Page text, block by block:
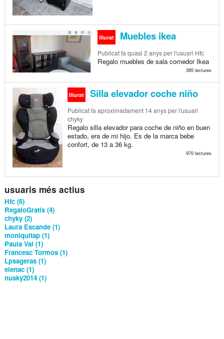
lliurat Muebles ikea
Publicatfa quasi 2 anysper l'usuari Hfc
Regalo muebles de sala comedor Ikea
395 lectures
lliurat Silla elevador coche niño
Publicatfa aproximadament 14 anysper l'usuari
chyky
Regalo silla elevador para coche de niño en buen
estado, era de mi hijo. Es de la marca bebe
confort, de 13 a 36 kg.
970 lectures
usuaris més actius
Hfc (6)
RegaloGratis (4)
chyky (2)
Laura Escande (1)
moniquitap (1)
Paula Val (1)
Francesc Tormos (1)
Lpsageras (1)
elenac (1)
nusky2014 (1)